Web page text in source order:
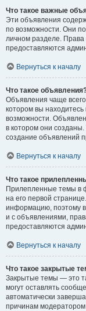
Что такое важные
Эти объявления
по возможности. Они
личном разделе.
предоставляются
Вернуться к началу
Что такое
Объявления чаще
котором вы
возможности.
в котором они
создание объявлений
Вернуться к началу
Что такое
Прилепленные темы в
на его первой
информацию, поэтому
и с объявлениями,
предоставляются
Вернуться к началу
Что такое закрытые
Закрытые темы — это
могут оставлять
автоматически
причинам